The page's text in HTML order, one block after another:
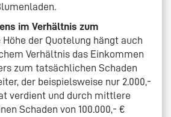
im Verhältnis zum
Höhe der Quotelung hängt auch
Verhältnis das Einkommen
zum tatsächlichen Schaden
der beispielsweise nur 2.000,-
verdient und durch mittlere
Schaden von 100.000,- €